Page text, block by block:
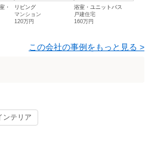
・
リビング
マンション
120万円
浴室・ユニットバス
戸建住宅
160万円
この会社の事例をもっと見る >
ンテリア